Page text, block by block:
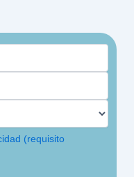
(requisito